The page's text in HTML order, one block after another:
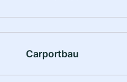
Carportbau